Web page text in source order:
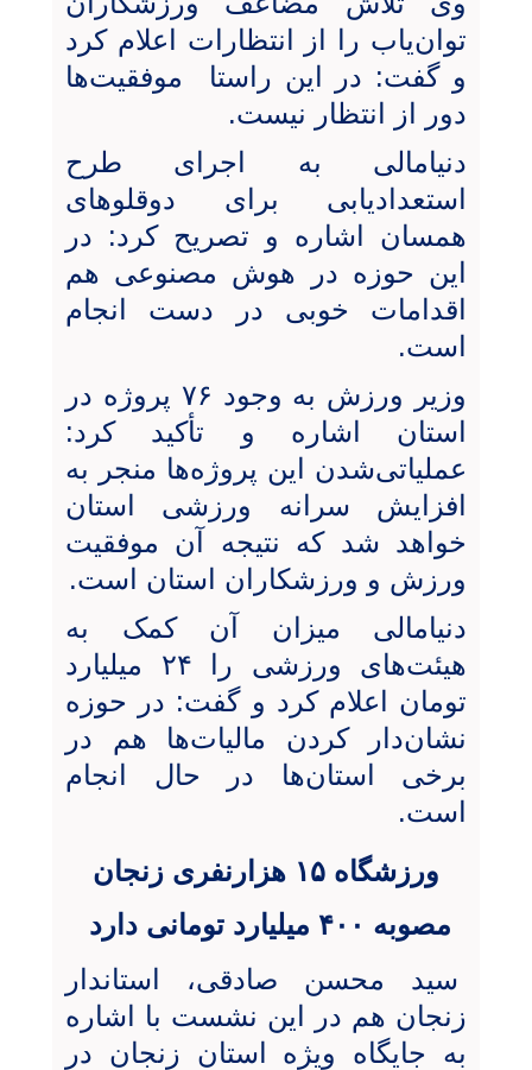
توان‌یاب را از انتظارات اعلام کرد
و گفت: در این راستا موفقیت‌ها
دور از انتظار نیست.
دنیامالی به اجرای طرح
استعدادیابی برای دوقلوهای
همسان اشاره و تصریح کرد: در
این حوزه در هوش مصنوعی هم
اقدامات خوبی در دست انجام
است.
وزير ورزش به وجود ۷۶ پروژه در
استان اشاره و تأکید کرد:
عملیاتی‌شدن این پروژه‌ها منجر به
افزایش سرانه ورزشی استان
خواهد شد که نتیجه آن موفقیت
ورزش و ورزشکاران استان است.
دنیامالی میزان آن کمک به
هیئت‌های ورزشی را ۲۴ میلیارد
تومان اعلام کرد و گفت: در حوزه
نشان‌دار کردن مالیات‌ها هم در
برخی استان‌ها در حال انجام
است.
ورزشگاه ۱۵ هزارنفری زنجان
مصوبه ۴۰۰ میلیارد تومانی دارد
سید محسن صادقی، استاندار
زنجان هم در این نشست با اشاره
به جایگاه ویژه استان زنجان در